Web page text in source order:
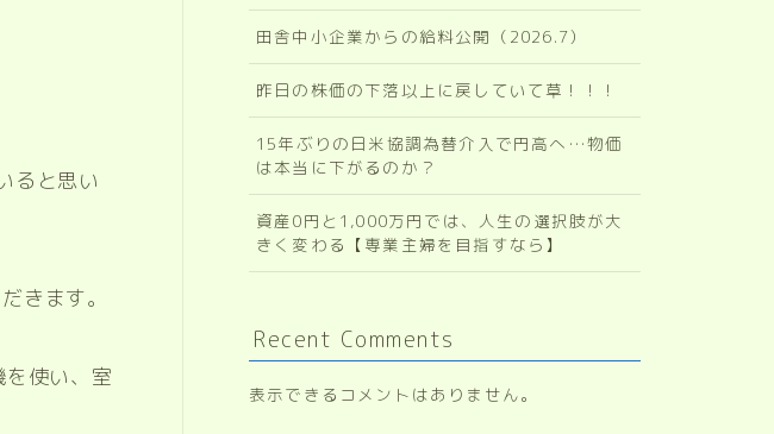
ると思い
きます。
使い、室
田舎中小企業からの給料公開（2026.7）
昨日の株価の下落以上に戻していて草！！！
15年ぶりの日米協調為替介入で円高へ…物価
は本当に下がるのか？
資産0円と1,000万円では、人生の選択肢が大
きく変わる【専業主婦を目指すなら】
Recent Comments
表示できるコメントはありません。